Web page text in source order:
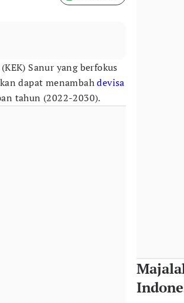
Sanur yang berfokus
dapat menambahdevisa
tahun (2022-2030).